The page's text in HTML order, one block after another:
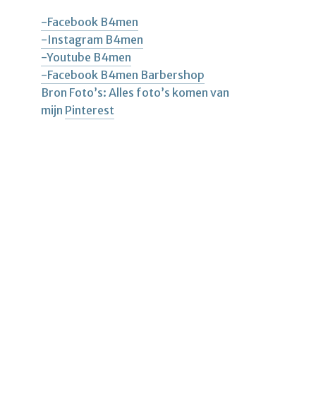
-Facebook B4men
-Instagram B4men
-Youtube B4men
-Facebook B4men Barbershop
Bron Foto’s: Alles foto’s komen van
mijn Pinterest